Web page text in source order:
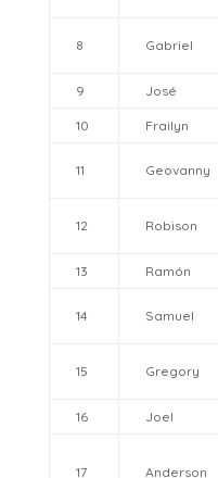
8 Gabriel
9 José
10 Frailyn
11 Geovanny
12 Robison
13 Ramón
14 Samuel
15 Gregory
16 Joel
17 Anderson